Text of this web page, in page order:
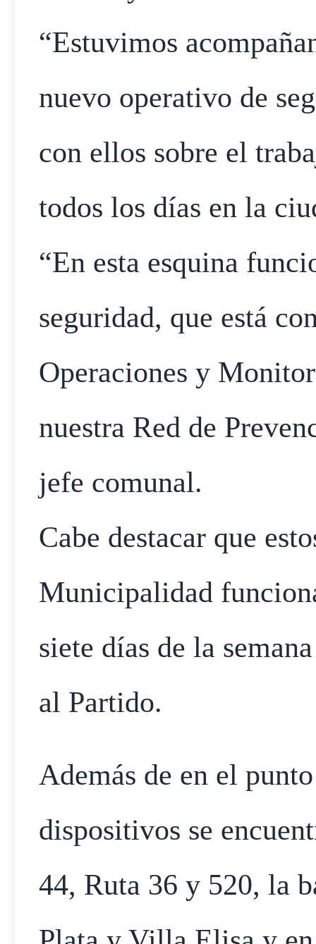
“Estuvimos
nuevo operativo de
con ellos sobre el
todos los días en la
“En esta esquina
seguridad, que está
Operaciones y
nuestra Red de
jefe comunal.
Cabe destacar que
Municipalidad
siete días de la
al Partido.
Además de en el
dispositivos se
44, Ruta 36 y 520, la